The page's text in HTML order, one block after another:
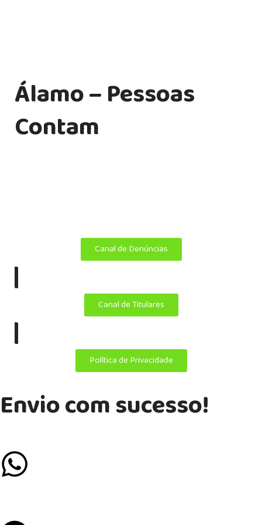
Álamo – Pessoas
Contam
Canal de Denúncias
|
Canal de Titulares
|
Política de Privacidade
Envio com sucesso!